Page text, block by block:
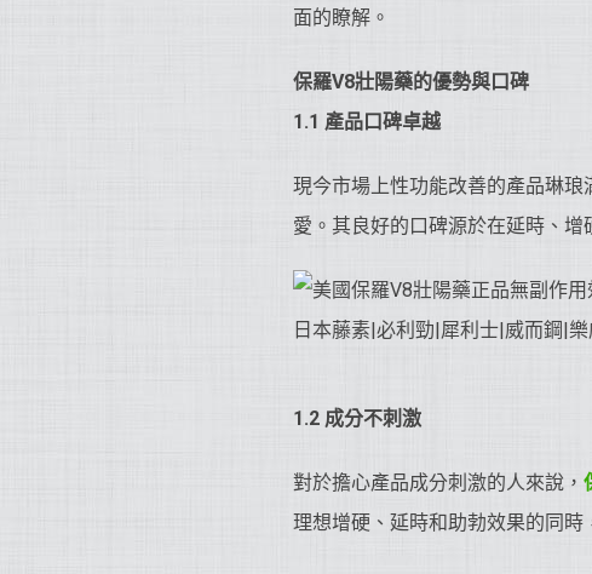
面的瞭解。
保羅V8壯陽藥的優勢與口碑
1.1 產品口碑卓越
現今市場上性功能改善的產品琳琅
愛。其良好的口碑源於在延時、
1.2 成分不刺激
對於擔心產品成分刺激的人來說，
理想增硬、延時和助勃效果的同